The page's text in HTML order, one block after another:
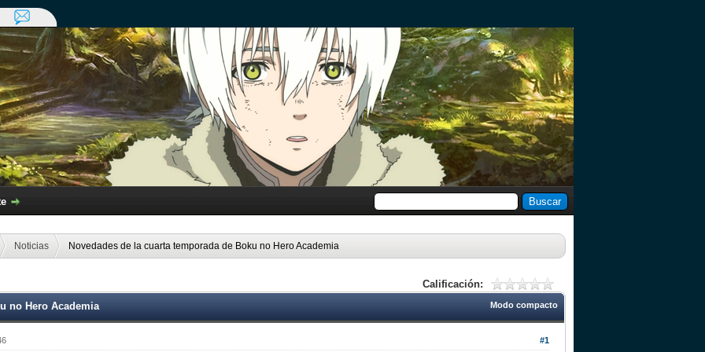
Noticias Novedades de la cuarta temporada de Boku no Hero Academia
Calificación:
Modo compacto
no Hero Academia
#1